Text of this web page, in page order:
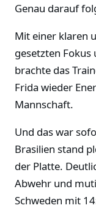
Genau darauf
Mit einer klaren
gesetzten
brachte das
Frida wieder
Mannschaft.
Und das war
Brasilien stand
der Platte.
Abwehr und
Schweden mit